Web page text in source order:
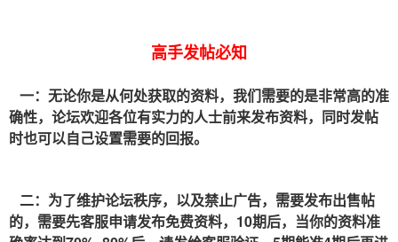
高手发帖必知
一：无论你是从何处获取的资料，我们需要的是非常高的准
确性，论坛欢迎各位有实力的人士前来发布资料，同时发帖
时也可以自己设置需要的回报。
二：为了维护论坛秩序，以及禁止广告，需要发布出售帖
的，需要先客服申请发布免费资料，10期后，当你的资料准